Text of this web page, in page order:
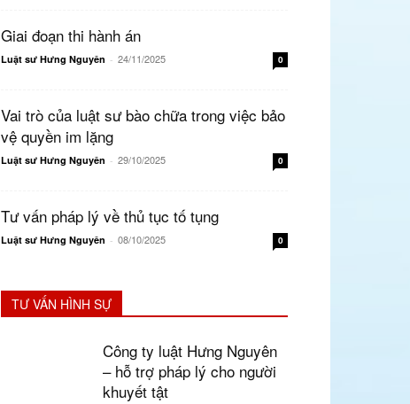
Giai đoạn thi hành án
Luật sư Hưng Nguyên - 24/11/2025 0
Vai trò của luật sư bào chữa trong việc bảo
vệ quyền im lặng
Luật sư Hưng Nguyên - 29/10/2025 0
Tư vấn pháp lý về thủ tục tố tụng
Luật sư Hưng Nguyên - 08/10/2025 0
TƯ VẤN HÌNH SỰ
Công ty luật Hưng Nguyên
– hỗ trợ pháp lý cho người
khuyết tật